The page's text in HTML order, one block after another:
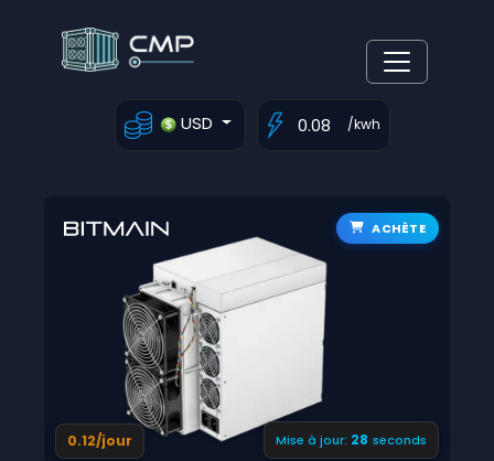
USD /kwh
ACHÈTE
0.12/jour Mise à jour: 27 seconds